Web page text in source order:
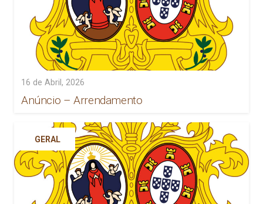
16 de Abril, 2026
Anúncio – Arrendamento
GERAL